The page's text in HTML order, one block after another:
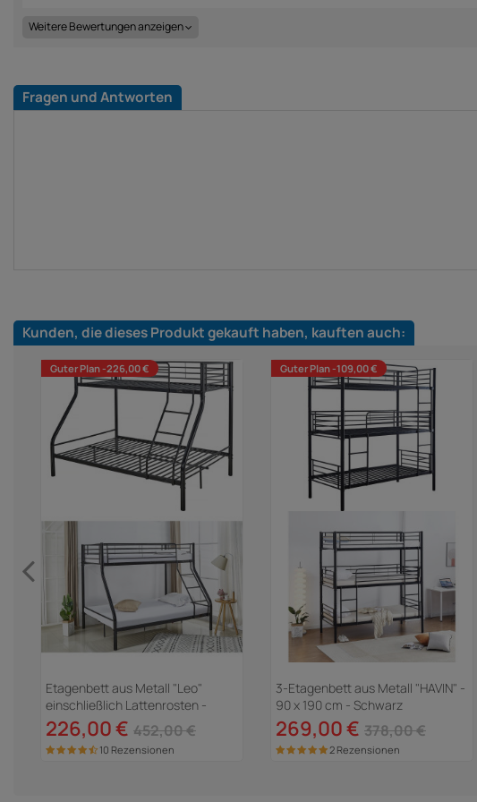
Weitere Bewertungen anzeigen
Fragen und Antworten
Kunden, die dieses Produkt gekauft haben, kauften auch:
Guter Plan -226,00 €
Etagenbett aus Metall "Leo"
einschließlich Lattenrosten -
90/140 x 190 cm - Schwarz
226,00 € 452,00 €
10 Rezensionen
Guter Plan -109,00 €
3-Etagenbett aus Metall "HAVIN" -
90 x 190 cm - Schwarz
269,00 € 378,00 €
2 Rezensionen